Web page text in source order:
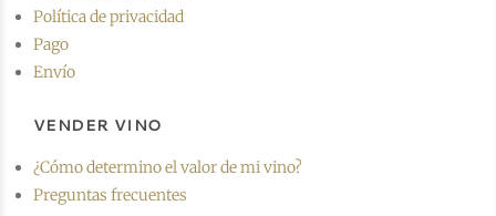
Política de privacidad
Pago
Envío
VENDER VINO
¿Cómo determino el valor de mi vino?
Preguntas frecuentes